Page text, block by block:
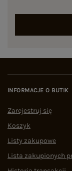
INFORMACJE O BUTIK
Zarejestruj się
Koszyk
Listy zakupowe
Lista zakupionych